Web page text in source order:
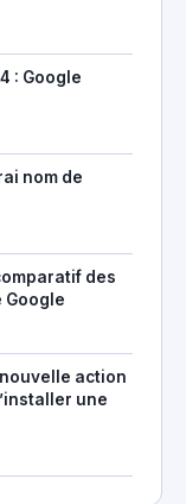
: Google
nom de
des
Google
action
une